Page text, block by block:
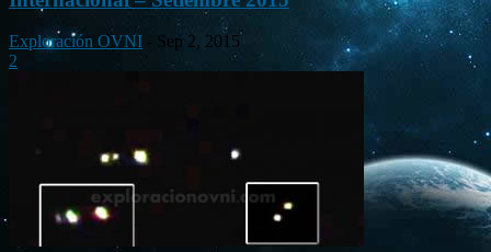
Exploración OVNI - Sep 2, 2015
2